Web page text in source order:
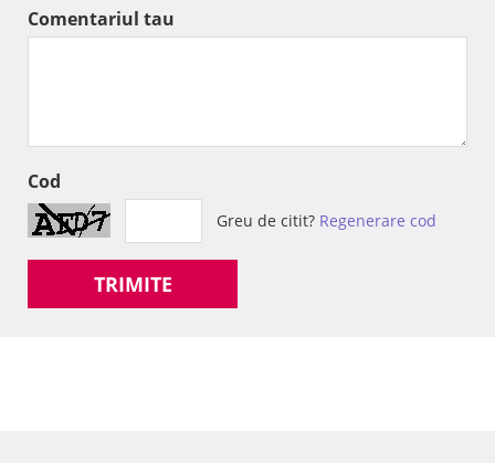
Comentariul tau
Cod
Greu de citit? Regenerare cod
TRIMITE